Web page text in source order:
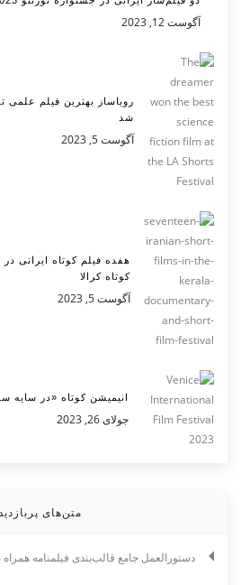
آگوست 12, 2023
شد
آگوست 5, 2023
هفده فیلم کوتاه ایرانی
کوتاه کرالا
آگوست 5, 2023
انیمیشن کوتاه «در سایه
جولای 26, 2023
متن‌های
دستورالعمل جامع قالب‌بندی فیلمنامه